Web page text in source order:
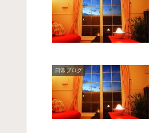
日常ブログ